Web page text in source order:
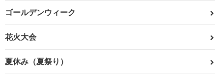
ゴールデンウィーク
花火大会
夏休み（夏祭り）